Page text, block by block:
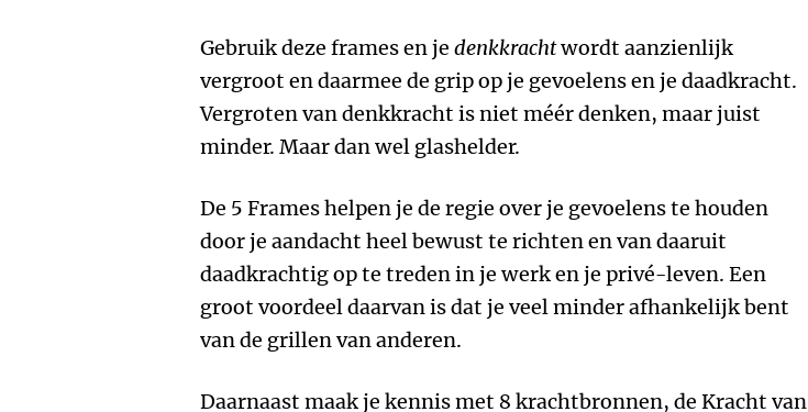
Gebruik deze frames en je denkkrachtwordt aanzienlijk
vergroot en daarmee de grip op je gevoelens en je daadkracht.
Vergroten van denkkracht is niet méér denken, maar juist
minder. Maar dan wel glashelder.
De 5 Frames helpen je de regie over je gevoelens te houden
door je aandacht heel bewust te richten en van daaruit
daadkrachtig op te treden in je werk en je privé-leven. Een
groot voordeel daarvan is dat je veel minder afhankelijk bent
van de grillen van anderen.
Daarnaast maak je kennis met 8 krachtbronnen, de Kracht van